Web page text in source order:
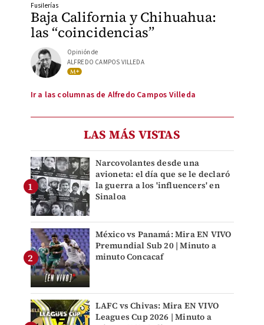
Baja California y Chihuahua:
las “coincidencias”
Fusilerías
Opinión de
ALFREDO CAMPOS VILLEDA
Ir a las columnas de Alfredo Campos Villeda
LAS MÁS VISTAS
Narcovolantes desde una
avioneta: el día que se le declaró
la guerra a los 'influencers' en
Sinaloa
México vs Panamá: Mira EN VIVO
Premundial Sub 20 | Minuto a
minuto Concacaf
LAFC vs Chivas: Mira EN VIVO
Leagues Cup 2026 | Minuto a